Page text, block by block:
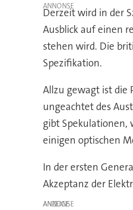
Derzeit wird in der
Ausblick auf einen
stehen wird. Die
Spezifikation.
Allzu gewagt ist die
ungeachtet des
gibt Spekulationen,
einigen optischen
In der ersten
Akzeptanz der
ANZEIGE